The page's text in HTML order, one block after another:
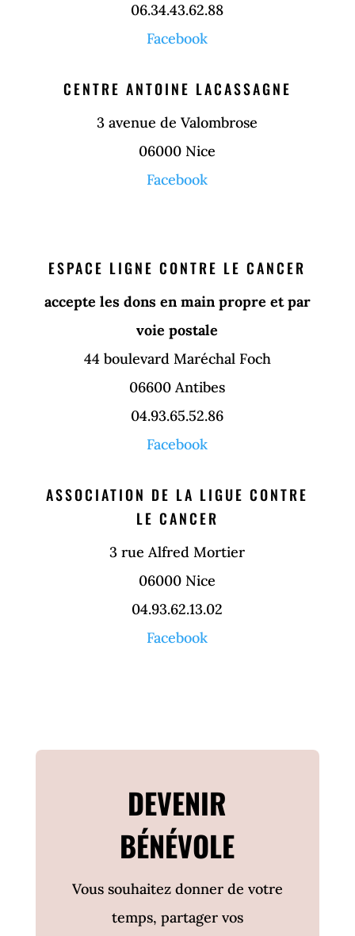
06.34.43.62.88
Facebook
CENTRE ANTOINE LACASSAGNE
3 avenue de Valombrose
06000 Nice
Facebook
ESPACE LIGNE CONTRE LE CANCER
accepte les dons en main propre et par
voie postale
44 boulevard Maréchal Foch
06600 Antibes
04.93.65.52.86
Facebook
ASSOCIATION DE LA LIGUE CONTRE
LE CANCER
3 rue Alfred Mortier
06000 Nice
04.93.62.13.02
Facebook
DEVENIR
BÉNÉVOLE
Vous souhaitez donner de votre
temps, partager vos